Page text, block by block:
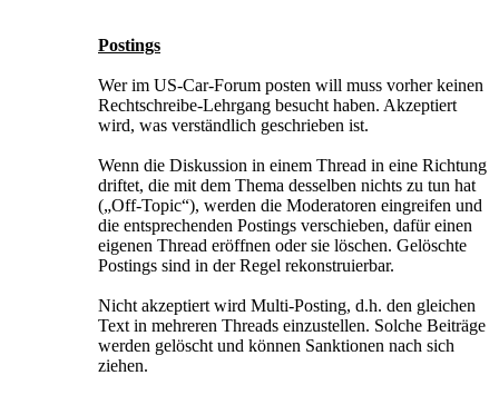
Postings
Wer im US-Car-Forum posten will muss vorher keinen
Rechtschreibe-Lehrgang besucht haben. Akzeptiert
wird, was verständlich geschrieben ist.
Wenn die Diskussion in einem Thread in eine Richtung
driftet, die mit dem Thema desselben nichts zu tun hat
(„Off-Topic“), werden die Moderatoren eingreifen und
die entsprechenden Postings verschieben, dafür einen
eigenen Thread eröffnen oder sie löschen. Gelöschte
Postings sind in der Regel rekonstruierbar.
Nicht akzeptiert wird Multi-Posting, d.h. den gleichen
Text in mehreren Threads einzustellen. Solche Beiträge
werden gelöscht und können Sanktionen nach sich
ziehen.